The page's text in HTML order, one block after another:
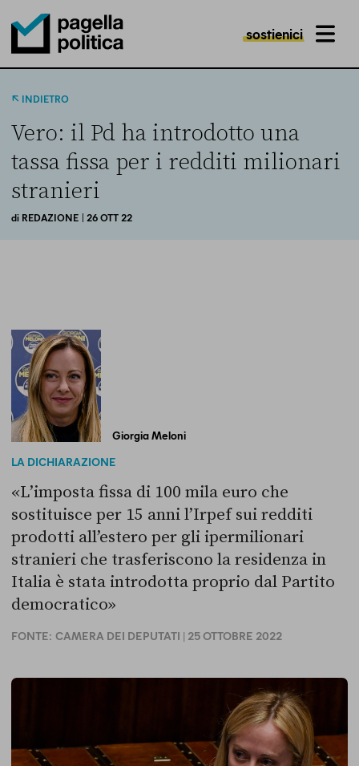
Pagella Politica Logo
sostienici MENU
INDIETRO
Vero: il Pd ha introdotto una
tassa fissa per i redditi milionari
stranieri
di REDAZIONE | 26 OTT 22
Giorgia Meloni
LA DICHIARAZIONE
«L’imposta fissa di 100 mila euro che
sostituisce per 15 anni l’Irpef sui redditi
prodotti all’estero per gli ipermilionari
stranieri che trasferiscono la residenza in
Italia è stata introdotta proprio dal Partito
democratico»
FONTE: CAMERA DEI DEPUTATI | 25 OTTOBRE 2022